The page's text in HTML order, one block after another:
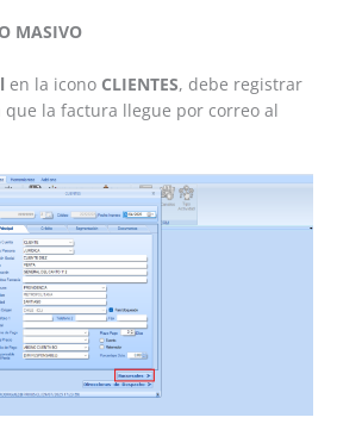
MASIVO
en la icono CLIENTES, debe registrar
la factura llegue por correo al